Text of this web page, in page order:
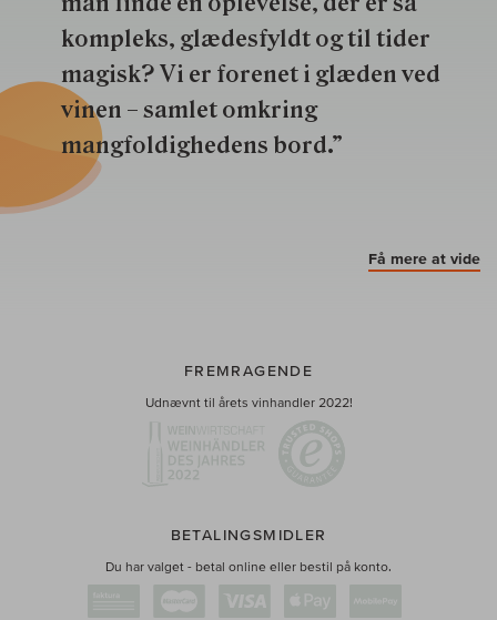
kompleks, glædesfyldt og til tider
magisk? Vi er forenet i glæden ved
vinen – samlet omkring
mangfoldighedens bord.”
Få mere at vide
FREMRAGENDE
Udnævnt til årets vinhandler 2022!
BETALINGSMIDLER
Du har valget - betal online eller bestil på konto.